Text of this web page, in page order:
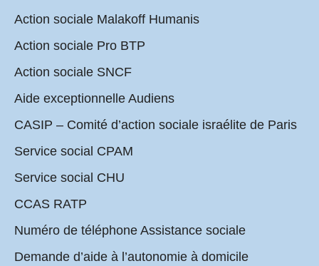
Action sociale Malakoff Humanis
Action sociale Pro BTP
Action sociale SNCF
Aide exceptionnelle Audiens
CASIP – Comité d’action sociale israélite de Paris
Service social CPAM
Service social CHU
CCAS RATP
Numéro de téléphone Assistance sociale
Demande d’aide à l’autonomie à domicile